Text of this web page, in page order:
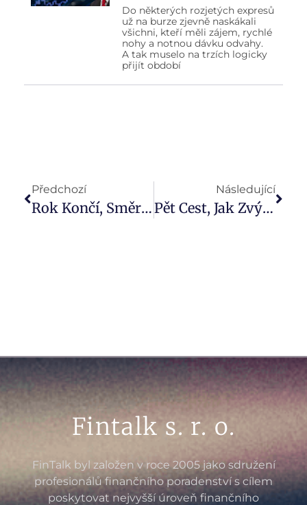
Do některých rozjetých expresů
už na burze zjevně naskákali
všichni, kteří měli zájem, rychlé
nohy a notnou dávku odvahy.
A tak muselo na trzích logicky
přijít období
Předchozí
Rok Končí, Směr Vzhůru Zůstává. Krásné Vánoce!
Následující
Pět Cest, Jak Zvýšit Šanci Na Hypotéku I V Době Drahého Bydlení
Fintalk s. r. o.
FinTalk byl založen v roce 2005 jako sdružení
profesionálů finančního poradenství s cílem
poskytovat nejvyšší úroveň finančního